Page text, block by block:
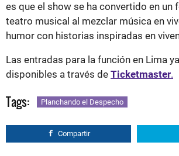
es que el show se ha convertido en un
teatro musical al mezclar música en
humor con historias inspiradas en
Las entradas para la función en Lima
disponibles a través de Ticketmaster.
Tags: Planchando el Despecho
Compartir